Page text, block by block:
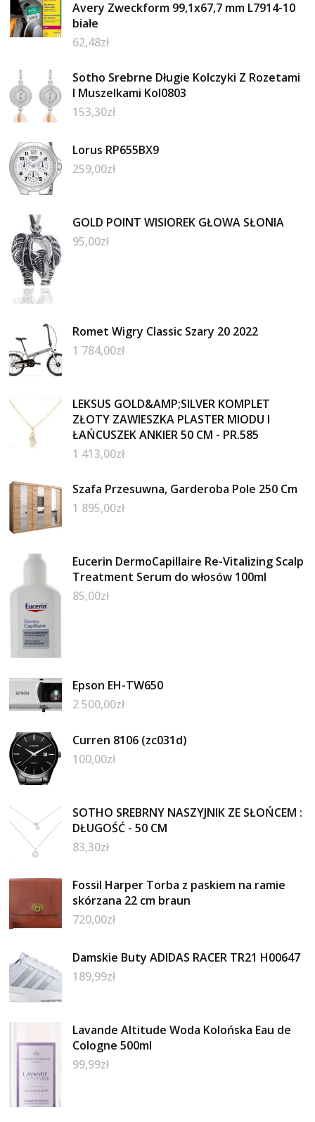
Avery Zweckform 99,1x67,7 mm L7914-10
białe
62,48zł
Sotho Srebrne Długie Kolczyki Z Rozetami
I Muszelkami Kol0803
153,30zł
Lorus RP655BX9
259,00zł
GOLD POINT WISIOREK GŁOWA SŁONIA
95,00zł
Romet Wigry Classic Szary 20 2022
1 784,00zł
LEKSUS GOLD&AMP;SILVER KOMPLET
ZŁOTY ZAWIESZKA PLASTER MIODU I
ŁAŃCUSZEK ANKIER 50 CM - PR.585
1 413,00zł
Szafa Przesuwna, Garderoba Pole 250 Cm
1 895,00zł
Eucerin DermoCapillaire Re-Vitalizing Scalp
Treatment Serum do włosów 100ml
85,00zł
Epson EH-TW650
2 500,00zł
Curren 8106 (zc031d)
100,00zł
SOTHO SREBRNY NASZYJNIK ZE SŁOŃCEM :
DŁUGOŚĆ - 50 CM
83,30zł
Fossil Harper Torba z paskiem na ramie
skórzana 22 cm braun
720,00zł
Damskie Buty ADIDAS RACER TR21 H00647
189,99zł
Lavande Altitude Woda Kolońska Eau de
Cologne 500ml
99,99zł